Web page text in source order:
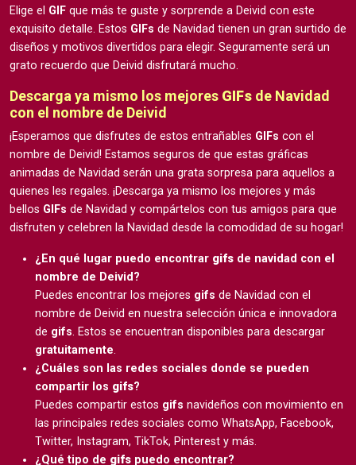
Elige el GIF que más te guste y sorprende a Deivid con este
exquisito detalle. Estos GIFs de Navidad tienen un gran surtido de
diseños y motivos divertidos para elegir. Seguramente será un
grato recuerdo que Deivid disfrutará mucho.
Descarga ya mismo los mejores GIFs de Navidad
con el nombre de Deivid
¡Esperamos que disfrutes de estos entrañables GIFs con el
nombre de Deivid! Estamos seguros de que estas gráficas
animadas de Navidad serán una grata sorpresa para aquellos a
quienes les regales. ¡Descarga ya mismo los mejores y más
bellos GIFs de Navidad y compártelos con tus amigos para que
disfruten y celebren la Navidad desde la comodidad de su hogar!
¿En qué lugar puedo encontrar gifs de navidad con el
nombre de Deivid?
Puedes encontrar los mejores gifs de Navidad con el
nombre de Deivid en nuestra selección única e innovadora
de gifs. Estos se encuentran disponibles para descargar
gratuitamente.
¿Cuáles son las redes sociales donde se pueden
compartir los gifs?
Puedes compartir estos gifs navideños con movimiento en
las principales redes sociales como WhatsApp, Facebook,
Twitter, Instagram, TikTok, Pinterest y más.
¿Qué tipo de gifs puedo encontrar?